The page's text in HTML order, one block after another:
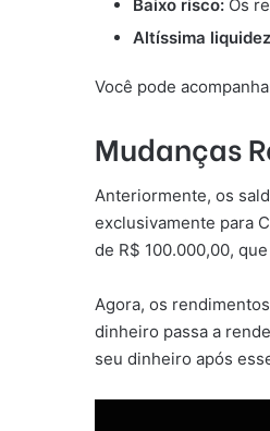
Baixo risco: Os
Altíssima
Você pode
Mudanças
Anteriormente, os
exclusivamente para
de R$ 100.000,00,
Agora, os
dinheiro passa a
seu dinheiro após